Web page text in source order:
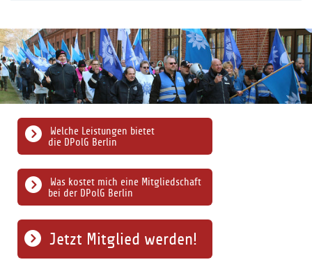
Was kostet mich eine Mitgliedschaft
bei der DPolG Berlin
Welche Leistungen bietet
die DPolG Berlin
Jetzt Mitglied werden!